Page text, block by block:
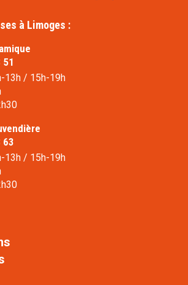
à Limoges :
51
13h / 15h-19h
63
13h / 15h-19h